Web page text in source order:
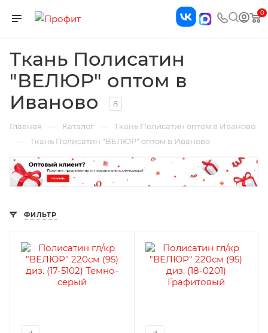
0
Ткань Полисатин
"ВЕЛЮР" оптом в
Иваново
8
Главная — Каталог — Ткань Полисатин оптом в Иваново
— Ткань Полисатин "ВЕЛЮР" оптом в Иваново
ФИЛЬТР